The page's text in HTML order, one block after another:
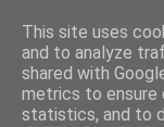
This site uses
and to analyze
shared with
metrics to ensure
statistics, and to